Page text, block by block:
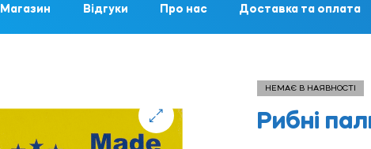
Магазин Відгуки Про нас Доставка та оплата
🔍
НЕМАЄ В НАЯВНОСТІ
Рибні